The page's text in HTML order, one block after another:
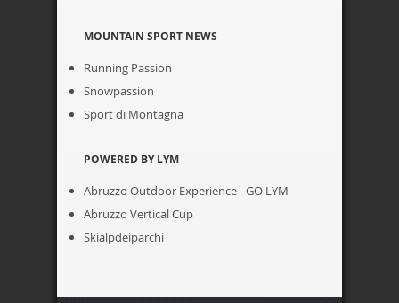
MOUNTAIN SPORT NEWS
Running Passion
Snowpassion
Sport di Montagna
POWERED BY LYM
Abruzzo Outdoor Experience - GO LYM
Abruzzo Vertical Cup
Skialpdeiparchi